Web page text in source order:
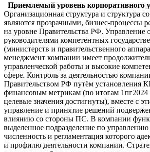
Приемлемый уровень корпоративного
Организационная структура и структура
являются прозрачными, бизнес-процессы
на уровне Правительства РФ. Управление
руководителями компетентных
(министерств и правительственного
менеджмент компании имеет
управленческой работы и высокие
сфере. Контроль за деятельностью
Правительством РФ путём установления
финансовым метрикам (по итогам 1пг2024
целевые значения достигнуты), вместе с
управление и принятие решений
влиянию со стороны ПС. В компании
выделенное подразделение по
численность и регламентация которого
и профилю деятельности компании.